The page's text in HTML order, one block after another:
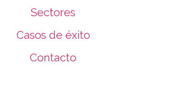
Sectores
Casos de éxito
Contacto